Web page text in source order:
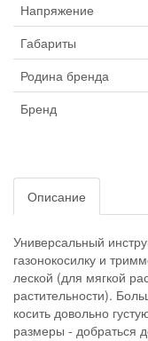
Напряжение
Габариты
Родина бренда
Бренд
Описание
Универсальный
газонокосилку и
леской (для мягкой
растительности).
косить довольно
размеры - добраться